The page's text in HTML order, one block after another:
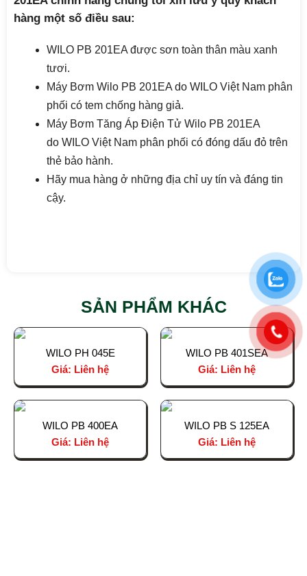
hàng một số điều sau:
WILO PB 201EA được sơn toàn thân màu xanh
tươi.
Máy Bơm Wilo PB 201EA do WILO Việt Nam phân
phối có tem chống hàng giả.
Máy Bơm Tăng Áp Điện Tử Wilo PB 201EA
do WILO Việt Nam phân phối có đóng dấu đỏ trên
thẻ bảo hành.
Hãy mua hàng ở những địa chỉ uy tín và đáng tin
cậy.
SẢN PHẨM KHÁC
WILO PH 045E
Giá: Liên hệ
WILO PB 401SEA
Giá: Liên hệ
WILO PB 400EA
Giá: Liên hệ
WILO PB S 125EA
Giá: Liên hệ